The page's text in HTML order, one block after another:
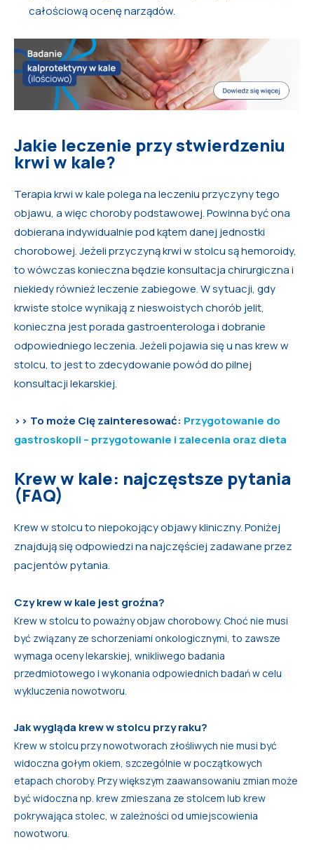
całościową ocenę narządów.
Jakie leczenie przy stwierdzeniu
krwi w kale?
Terapia krwi w kale polega na leczeniu przyczyny tego
objawu, a więc choroby podstawowej. Powinna być ona
dobierana indywidualnie pod kątem danej jednostki
chorobowej. Jeżeli przyczyną krwi w stolcu są hemoroidy,
to wówczas konieczna będzie konsultacja chirurgiczna i
niekiedy również leczenie zabiegowe. W sytuacji, gdy
krwiste stolce wynikają z nieswoistych chorób jelit,
konieczna jest porada gastroenterologa i dobranie
odpowiedniego leczenia. Jeżeli pojawia się u nas krew w
stolcu, to jest to zdecydowanie powód do pilnej
konsultacji lekarskiej.
>> To może Cię zainteresować: Przygotowanie do
gastroskopii – przygotowanie i zalecenia oraz dieta
Krew w kale: najczęstsze pytania
(FAQ)
Krew w stolcu to niepokojący objawy kliniczny. Poniżej
znajdują się odpowiedzi na najczęściej zadawane przez
pacjentów pytania.
Czy krew w kale jest groźna?
Krew w stolcu to poważny objaw chorobowy. Choć nie musi
być związany ze schorzeniami onkologicznymi, to zawsze
wymaga oceny lekarskiej, wnikliwego badania
przedmiotowego i wykonania odpowiednich badań w celu
wykluczenia nowotworu.
Jak wygląda krew w stolcu przy raku?
Krew w stolcu przy nowotworach złośliwych nie musi być
widoczna gołym okiem, szczególnie w początkowych
etapach choroby. Przy większym zaawansowaniu zmian może
być widoczna np. krew zmieszana ze stolcem lub krew
pokrywająca stolec, w zależności od umiejscowienia
nowotworu.